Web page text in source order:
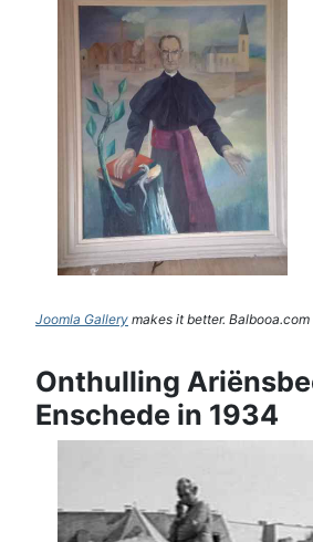
Joomla Gallery makes it better. Balbooa.com
Onthulling
Enschede in 1934